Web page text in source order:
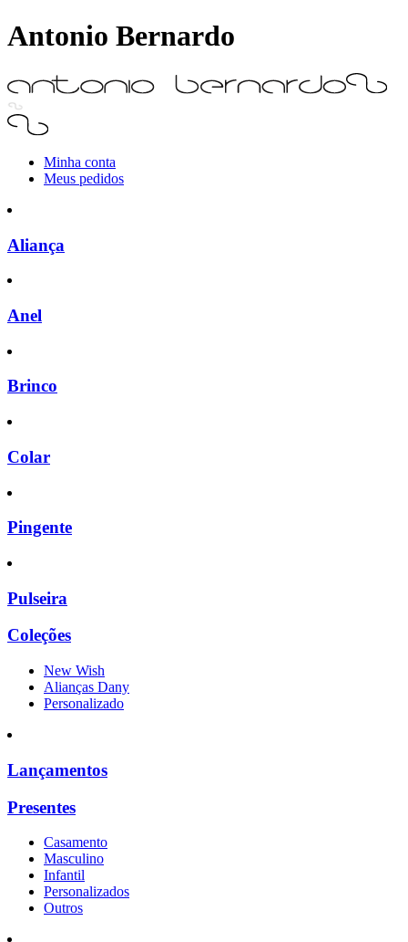
Antonio Bernardo
Minha conta
Meus pedidos
Aliança
Anel
Brinco
Colar
Pingente
Pulseira
Coleções
New Wish
Alianças Dany
Personalizado
Lançamentos
Presentes
Casamento
Masculino
Infantil
Personalizados
Outros